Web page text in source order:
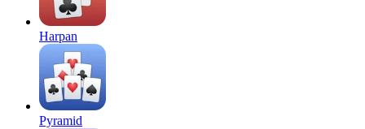
Harpan
Pyramid